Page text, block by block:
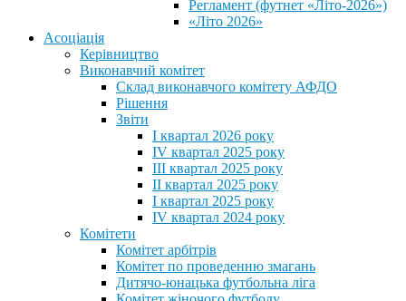
Регламент (футнет «Літо-2026»)
«Літо 2026»
Асоціація
Керівництво
Виконавчий комітет
Склад виконавчого комітету АФДО
Рішення
Звіти
I квартал 2026 року
IV квартал 2025 року
III квартал 2025 року
II квартал 2025 року
I квартал 2025 року
IV квартал 2024 року
Комітети
Комітет арбітрів
Комітет по проведенню змагань
Дитячо-юнацька футбольна ліга